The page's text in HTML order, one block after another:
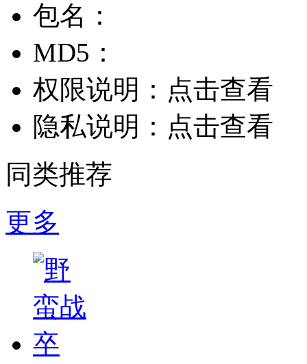
包名：
MD5：
权限说明： 点击查看
隐私说明： 点击查看
同类推荐
更多